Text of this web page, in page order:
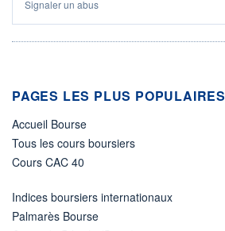
Signaler un abus
PAGES LES PLUS POPULAIRES
Accueil Bourse
Tous les cours boursiers
Cours CAC 40
Indices boursiers internationaux
Palmarès Bourse